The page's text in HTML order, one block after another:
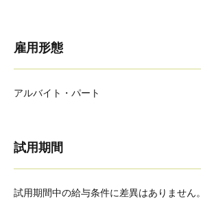
雇用形態
アルバイト・パート
試用期間
試用期間中の給与条件に差異はありません。